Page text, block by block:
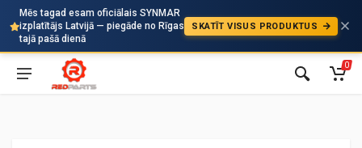
Mēs tagad esam oficiālais SYNMAR
izplatītājs Latvijā — piegāde no Rīgas
tajā pašā dienā
SKATĪT VISUS PRODUKTUS
Auto
0